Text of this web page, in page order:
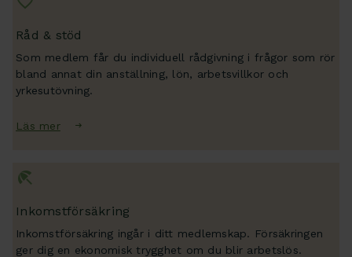
Råd & stöd
Som medlem får du individuell rådgivning i frågor som rör
bland annat din anställning, lön, arbetsvillkor och
yrkesutövning.
Läs mer
Inkomstförsäkring
Inkomstförsäkring ingår i ditt medlemskap. Försäkringen
ger dig en ekonomisk trygghet om du blir arbetslös.